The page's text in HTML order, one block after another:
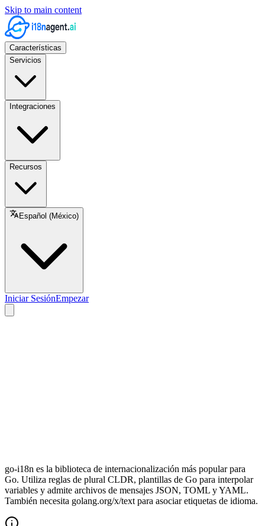
Skip to main content
Características
Servicios
Integraciones
Recursos
Español (México)
Iniciar SesiónEmpezar
go-i18n es la biblioteca de internacionalización más popular para
Go. Utiliza reglas de plural CLDR, plantillas de Go para interpolar
variables y admite archivos de mensajes JSON, TOML y YAML.
También necesita golang.org/x/text para asociar etiquetas de idioma.